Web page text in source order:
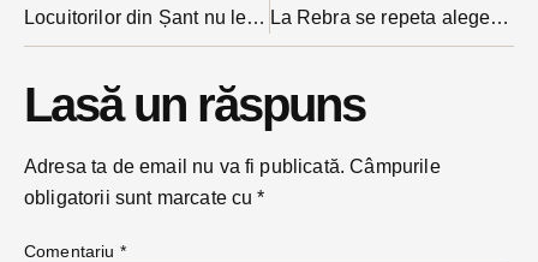
Locuitorilor din Șant nu le plac dinastiile. I-au spus ”pas” fiului fostului primar propus de PSD La Rebra se repeta alegerile pentru primar. Balotaj perfect între primarul cu 5 mandate si candidatul PNL
Lasă un răspuns
Adresa ta de email nu va fi publicată. Câmpurile
obligatorii sunt marcate cu*
Comentariu *